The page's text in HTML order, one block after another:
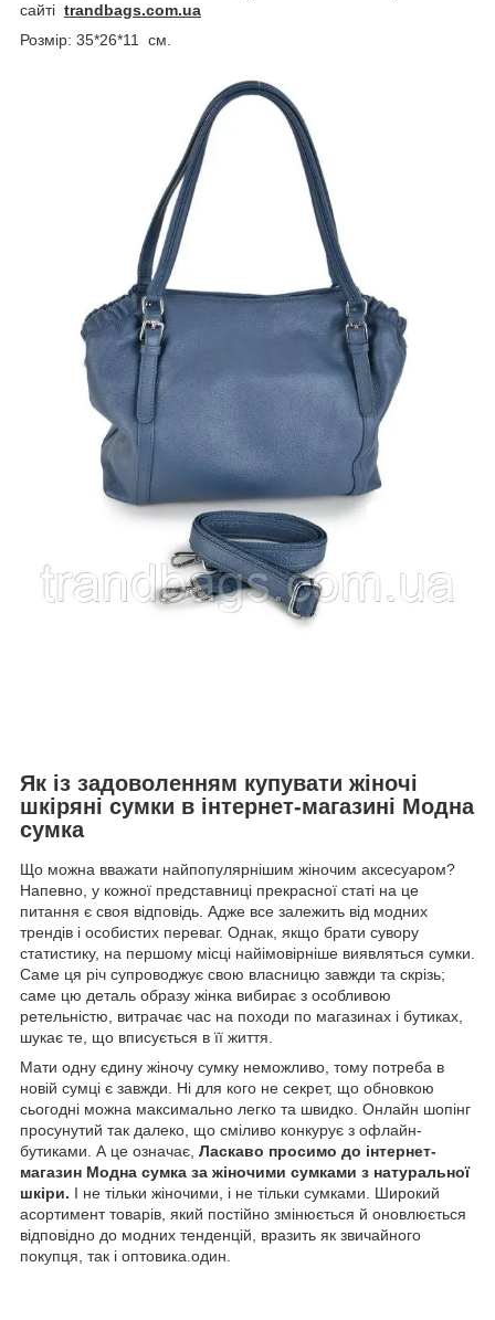
сайті trandbags.com.ua
Розмір: 35*26*11 см.
Як із задоволенням купувати жіночі
шкіряні сумки в інтернет-магазині Модна
сумка
Що можна вважати найпопулярнішим жіночим аксесуаром?
Напевно, у кожної представниці прекрасної статі на це
питання є своя відповідь. Адже все залежить від модних
трендів і особистих переваг. Однак, якщо брати сувору
статистику, на першому місці найімовірніше виявляться сумки.
Саме ця річ супроводжує свою власницю завжди та скрізь;
саме цю деталь образу жінка вибирає з особливою
ретельністю, витрачає час на походи по магазинах і бутиках,
шукає те, що вписується в її життя.
Мати одну єдину жіночу сумку неможливо, тому потреба в
новій сумці є завжди. Ні для кого не секрет, що обновкою
сьогодні можна максимально легко та швидко. Онлайн шопінг
просунутий так далеко, що сміливо конкурує з офлайн-
бутиками. А це означає, Ласкаво просимо до інтернет-
магазин Модна сумка за жіночими сумками з натуральної
шкіри. І не тільки жіночими, і не тільки сумками. Широкий
асортимент товарів, який постійно змінюється й оновлюється
відповідно до модних тенденцій, вразить як звичайного
покупця, так і оптовика.один.